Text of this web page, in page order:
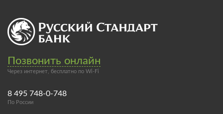
Позвонить онлайн
Через интернет, бесплатно по Wi-Fi
8 495 748-0-748
По России